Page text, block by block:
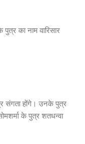
का नाम वारिसार
संगता होंगे। उनके पुत्र
के पुत्र शतधन्वा